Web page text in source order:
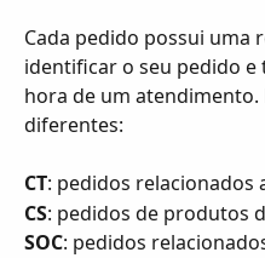
Cada pedido possui uma
identificar o seu pedido
hora de um atendimento.
diferentes:
CT: pedidos relacionados
CS: pedidos de produtos
SOC: pedidos